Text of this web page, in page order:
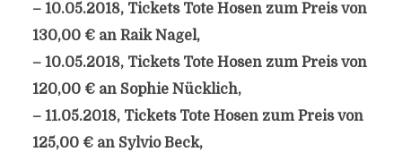
– 10.05.2018, Tickets Tote Hosen zum Preis von
130,00 € an Raik Nagel,
– 10.05.2018, Tickets Tote Hosen zum Preis von
120,00 € an Sophie Nücklich,
– 11.05.2018, Tickets Tote Hosen zum Preis von
125,00 € an Sylvio Beck,